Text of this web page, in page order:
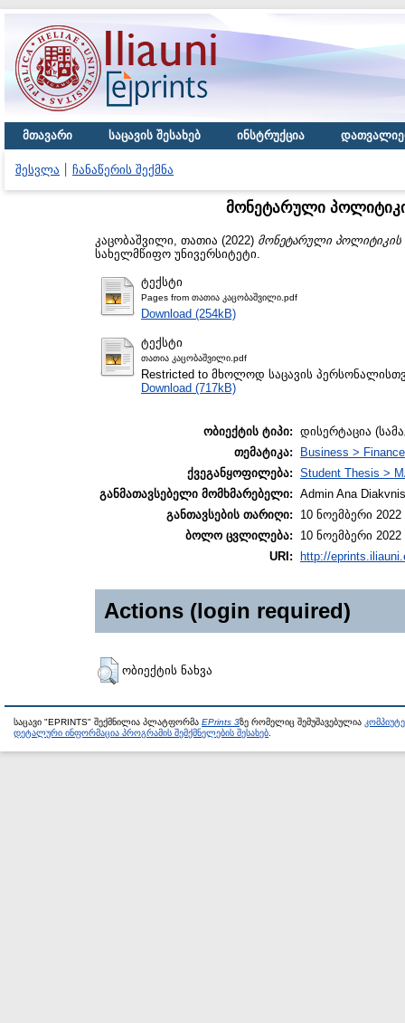
მთავარი საცავის შესახებ ინსტრუქცია
შესვლა ჩანაწერის შექმნა
მონეტარული
კაცობაშვილი, თათია (2022) მონეტარული პოლიტიკის
სახელმწიფო უნივერსიტეტი.
ტექსტი
Pages from თათია კაცობაშვილი.pdf
Download (254kB)
ტექსტი
თათია კაცობაშვილი.pdf
Restricted to მხოლოდ საცავის
Download (717kB)
ობიექტის ტიპი: დისერტაცია
თემატიკა:
Business >
ქვეგანყოფილება: Student Thesis >
განმათავსებელი მომხმარებელი: Admin Ana
განთავსების თარიღი:
10 ნოემბერი 2022
ბოლო ცვლილება:
10 ნოემბერი 2022
URI:
http://
Actions (login required)
ობიექტის ნახვა
საცავი "EPRINTS" შექმნილია პლატფორმა EPrints 3ზე რომელიც შემუშავებულია
დეტალური ინფორმაცია პროგრამის შემქმნელების შესახებ.